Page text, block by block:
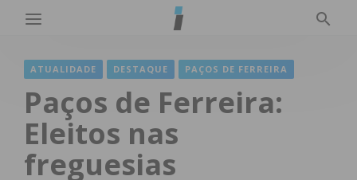
ATUALIDADE DESTAQUE PAÇOS DE FERREIRA
Paços de Ferreira:
Eleitos nas
freguesias